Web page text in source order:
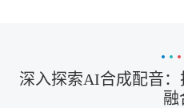
深入探索AI合成配音
融